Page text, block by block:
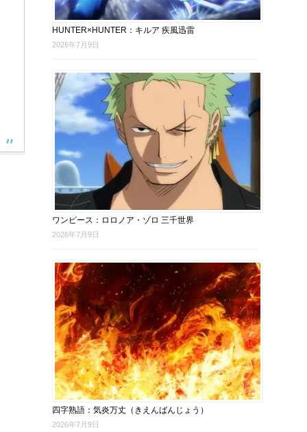
HUNTER×HUNTER：キルア 疾風迅雷
2026年7月9日
ワンピース：ロロノア・ゾロ 三千世界
2026年7月9日
四字熟語：気炎万丈（きえんばんじょう）
2026年7月9日